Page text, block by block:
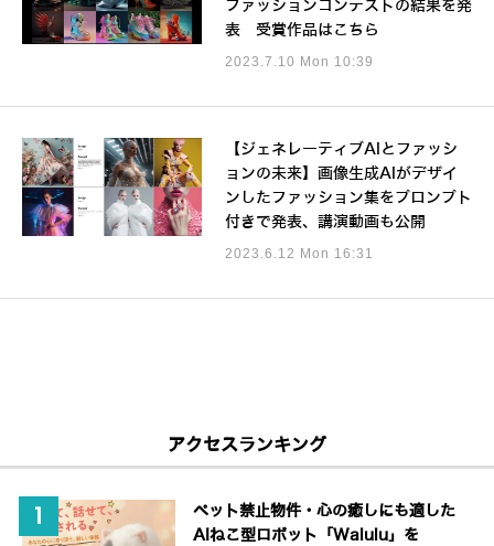
ファッションコンテストの結果を発
表 受賞作品はこちら
2023.7.10 Mon 10:39
【ジェネレーティブAIとファッシ
ョンの未来】画像生成AIがデザイ
ンしたファッション集をプロンプト
付きで発表、講演動画も公開
2023.6.12 Mon 16:31
アクセスランキング
ペット禁止物件・心の癒しにも適した
AIねこ型ロボット「Walulu」を